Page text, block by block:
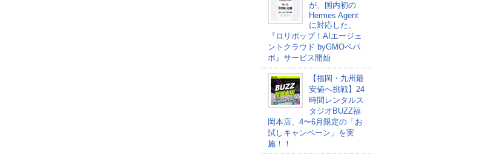
が、国内初の
Hermes Agent
に対応した、
『ロリポップ！AIエージェ
ントクラウド byGMOペパ
ボ』サービス開始
【福岡・九州最
安値へ挑戦】24
時間レンタルス
タジオBUZZ福
岡本店、4〜6月限定の「お
試しキャンペーン」を実
施！！